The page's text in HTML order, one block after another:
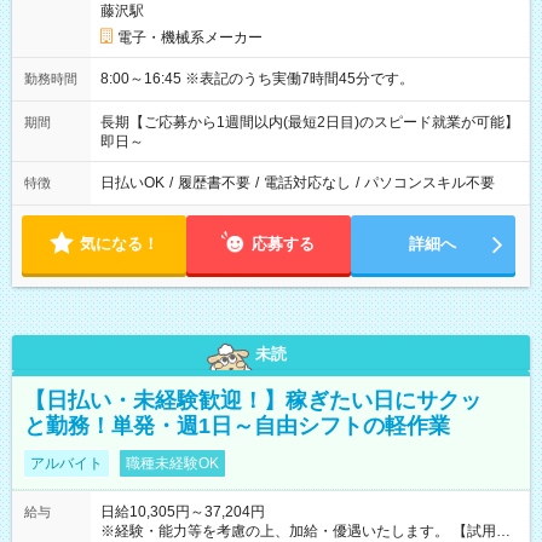
藤沢駅
電子・機械系メーカー
勤務時間 8:00～16:45 ※表記のうち実働7時間45分です。
期間
長期【ご応募から1週間以内(最短2日目)のスピード就業が可能】
即日～
特徴 日払いOK / 履歴書不要 / 電話対応なし / パソコンスキル不要
気になる！ 応募する 詳細へ
未読
【日払い・未経験歓迎！】稼ぎたい日にサクッ
と勤務！単発・週1日～自由シフトの軽作業
アルバイト 職種未経験OK
給与
日給10,305円～37,204円
※経験・能力等を考慮の上、加給・優遇いたします。 【試用期